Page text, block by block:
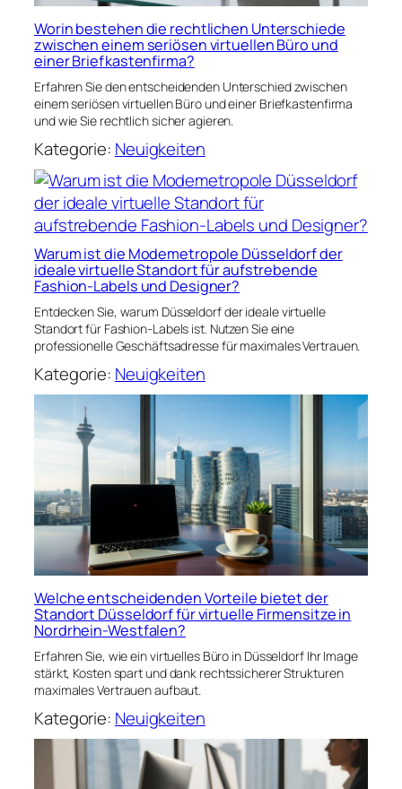
Worin bestehen die rechtlichen Unterschiede
zwischen einem seriösen virtuellen Büro und
einer Briefkastenfirma?
Erfahren Sie den entscheidenden Unterschied zwischen
einem seriösen virtuellen Büro und einer Briefkastenfirma
und wie Sie rechtlich sicher agieren.
Kategorie: Neuigkeiten
Warum ist die Modemetropole Düsseldorf der
ideale virtuelle Standort für aufstrebende
Fashion-Labels und Designer?
Entdecken Sie, warum Düsseldorf der ideale virtuelle
Standort für Fashion-Labels ist. Nutzen Sie eine
professionelle Geschäftsadresse für maximales Vertrauen.
Kategorie: Neuigkeiten
Welche entscheidenden Vorteile bietet der
Standort Düsseldorf für virtuelle Firmensitze in
Nordrhein-Westfalen?
Erfahren Sie, wie ein virtuelles Büro in Düsseldorf Ihr Image
stärkt, Kosten spart und dank rechtssicherer Strukturen
maximales Vertrauen aufbaut.
Kategorie: Neuigkeiten